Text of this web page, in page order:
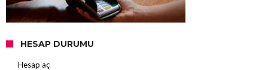
HESAP DURUMU
Hesap aç